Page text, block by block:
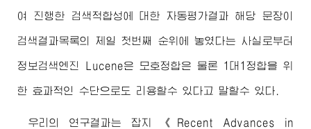
여 진행한 검색적합성에 대한 자동평가결과 해당 문장이
검색결과목록의 제일 첫번째 순위에 놓였다는 사실로부터
정보검색엔진 Lucene은 모호정합은 물론 1대1정합을 위
한 효과적인 수단으로도 리용할수 있다고 말할수 있다.
우리의 연구결과는 잡지 《Recent Advances in